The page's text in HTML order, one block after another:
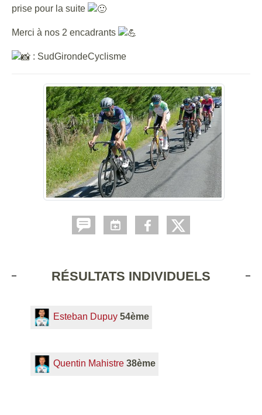
prise pour la suite
Merci à nos 2 encadrants
: SudGirondeCyclisme
RÉSULTATS INDIVIDUELS
Esteban Dupuy 54ème
Quentin Mahistre 38ème